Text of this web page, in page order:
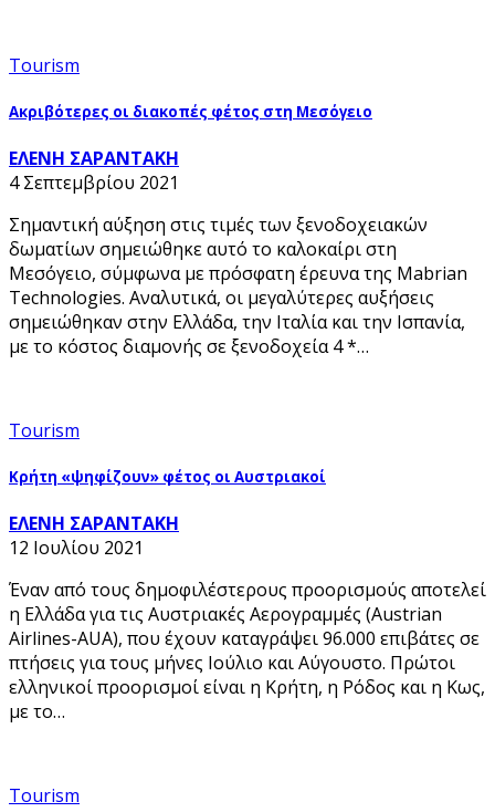
Tourism
Ακριβότερες οι διακοπές φέτος στη Μεσόγειο
ΕΛΕΝΗ ΣΑΡΑΝΤΑΚΗ
4 Σεπτεμβρίου 2021
Σημαντική αύξηση στις τιμές των ξενοδοχειακών
δωματίων σημειώθηκε αυτό το καλοκαίρι στη
Μεσόγειο, σύμφωνα με πρόσφατη έρευνα της Mabrian
Technologies. Αναλυτικά, οι μεγαλύτερες αυξήσεις
σημειώθηκαν στην Ελλάδα, την Ιταλία και την Ισπανία,
με το κόστος διαμονής σε ξενοδοχεία 4 *…
Tourism
Κρήτη «ψηφίζουν» φέτος οι Αυστριακοί
ΕΛΕΝΗ ΣΑΡΑΝΤΑΚΗ
12 Ιουλίου 2021
Έναν από τους δημοφιλέστερους προορισμούς αποτελεί
η Ελλάδα για τις Αυστριακές Αερογραμμές (Austrian
Airlines-AUA), που έχουν καταγράψει 96.000 επιβάτες σε
πτήσεις για τους μήνες Ιούλιο και Αύγουστο. Πρώτοι
ελληνικοί προορισμοί είναι η Κρήτη, η Ρόδος και η Κως,
με το…
Tourism